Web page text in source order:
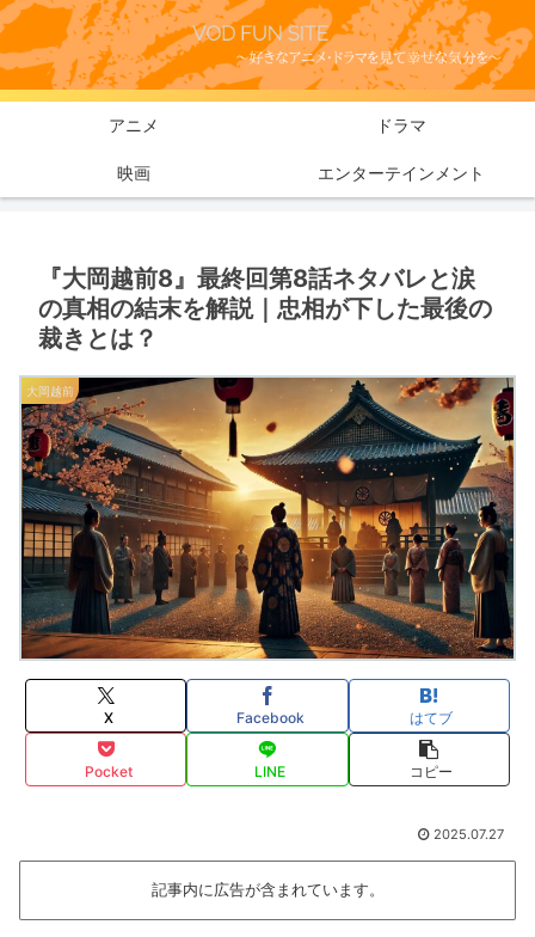
アニメ ドラマ
映画 エンターテインメント
『大岡越前8』最終回第8話ネタバレと涙
の真相の結末を解説｜忠相が下した最後の
裁きとは？
大岡越前
X Facebook はてブ
Pocket LINE コピー
2025.07.27
記事内に広告が含まれています。